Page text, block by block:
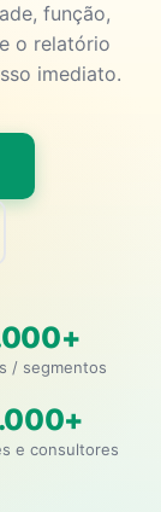
função,
o relatório
imediato.
/ segmentos
e consultores